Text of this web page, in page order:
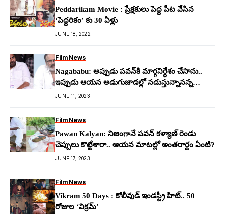
Peddarikam Movie : ప్రేక్షకులు పెద్ద పీట వేసిన
‘పెద్దరికం’ కు 30 ఏళ్లు
JUNE 18, 2022
Film News
Nagababu: అప్పుడు ప‌వ‌న్‌కి మార్గ‌నిర్ధేశం చేసాను..
ఇప్పుడు ఆయ‌న అడుగుజాడ‌ల్లో న‌డుస్తున్నాన‌న్న
నాగ‌బాబు
JUNE 11, 2023
Film News
Pawan Kalyan: నిజంగానే ప‌వ‌న్ క‌ళ్యాణ్ రెండు
చెప్పులు కొట్టేశారా.. ఆయ‌న మాటల్లో అంతరార్థం ఏంటి?
JUNE 17, 2023
Film News
Vikram 50 Days : కోలీవుడ్ ఇండస్ట్రీ హిట్.. 50
రోజుల ‘విక్రమ్’